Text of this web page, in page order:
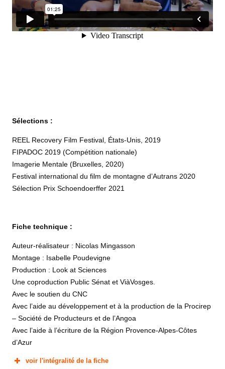
Sélections :
REEL Recovery Film Festival, États-Unis, 2019
FIPADOC 2019 (Compétition nationale)
Imagerie Mentale (Bruxelles, 2020)
Festival international du film de montagne d’Autrans 2020
Sélection Prix Schoendoerffer 2021
Fiche technique :
Auteur-réalisateur : Nicolas Mingasson
Montage : Isabelle Poudevigne
Production : Look at Sciences
Une coproduction Public Sénat et ViàVosges.
Avec le soutien du CNC
Avec l’aide au développement et à la production de la Procirep
– Société de Producteurs et de l’Angoa
Avec l’aide à l’écriture de la Région Provence-Alpes-Côtes
d’Azur
voir l'intégralité de la fiche